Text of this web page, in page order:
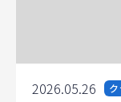
2026.05.26